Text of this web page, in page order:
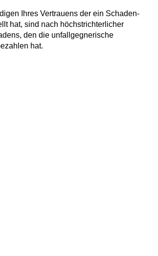
Ihres Vertrauens der ein Schaden-
hat, sind nach höchstrichterlicher
den die unfallgegnerische
hat.